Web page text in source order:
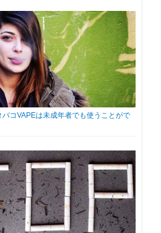
コVAPEは未成年者でも使うことがで